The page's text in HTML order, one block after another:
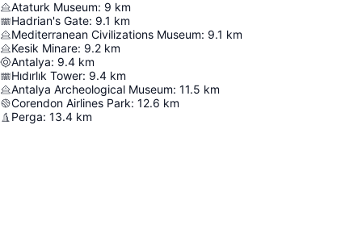
Ataturk Museum: 9 km
Hadrian's Gate: 9.1 km
Mediterranean Civilizations Museum: 9.1 km
Kesik Minare: 9.2 km
Antalya: 9.4 km
Hıdırlık Tower: 9.4 km
Antalya Archeological Museum: 11.5 km
Corendon Airlines Park: 12.6 km
Perga: 13.4 km